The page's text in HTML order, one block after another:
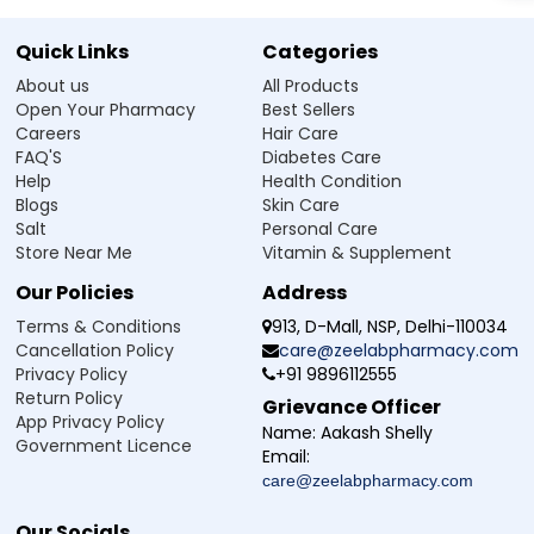
Written By
PhD in Pharmacology
Reviewed By
Dr. Anubhav Singh
M.B.B.S
References
https://pdf.hres.ca/dpd_pm/00057225.PDF
https://www.tga.gov.au/sites/default/files/auspar-linagliptin-
সমস্যা বা অবস্থার জন্য স্বয়ং ওষুধ না লেনে। যেকোনও ওষুধ বা চিকিৎসা শুরু করা, বন্ধ করা বা তার মধ্যে পরিবর্তন করা থেকে প্রথমে একটি সঠিক
চিকিৎসক থেকে পরামর্শ করুন।
Quick Links
About us
Open Your Pharmacy
Careers
FAQ'S
Help
Blogs
Salt
Store Near Me
Categories
All Products
Best Sellers
Hair Care
Diabetes Care
Health Condition
Skin Care
Personal Care
Vitamin & Supplement
Our Policies
Terms & Conditions
Cancellation Policy
Privacy Policy
Return Policy
App Privacy Policy
Government Licence
Address
913, D-Mall, NSP, Delhi-110034
care@zeelabpharmacy.com
+91 9896112555
Grievance Officer
Name: Aakash Shelly
Email:
care@zeelabpharmacy.com